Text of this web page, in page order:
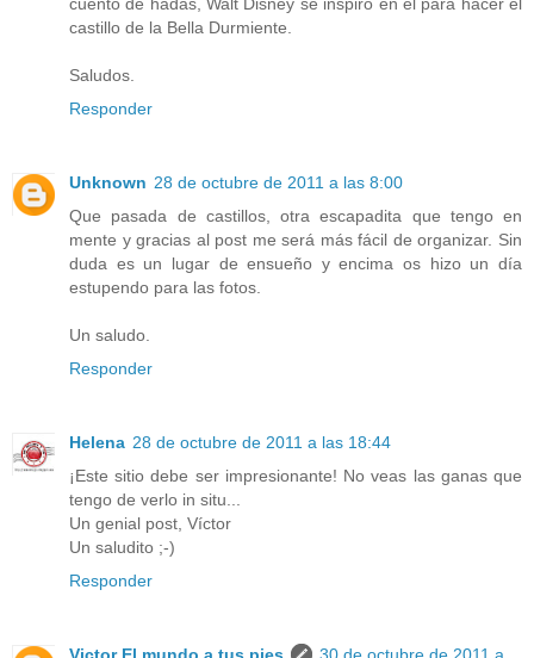
castillo de la Bella Durmiente.
Saludos.
Responder
Unknown 28 de octubre de 2011 a las 8:00
Que pasada de castillos, otra escapadita que tengo en
mente y gracias al post me será más fácil de organizar. Sin
duda es un lugar de ensueño y encima os hizo un día
estupendo para las fotos.
Un saludo.
Responder
Helena 28 de octubre de 2011 a las 18:44
¡Este sitio debe ser impresionante! No veas las ganas que
tengo de verlo in situ...
Un genial post, Víctor
Un saludito ;-)
Responder
Victor El mundo a tus pies 30 de octubre de 2011 a